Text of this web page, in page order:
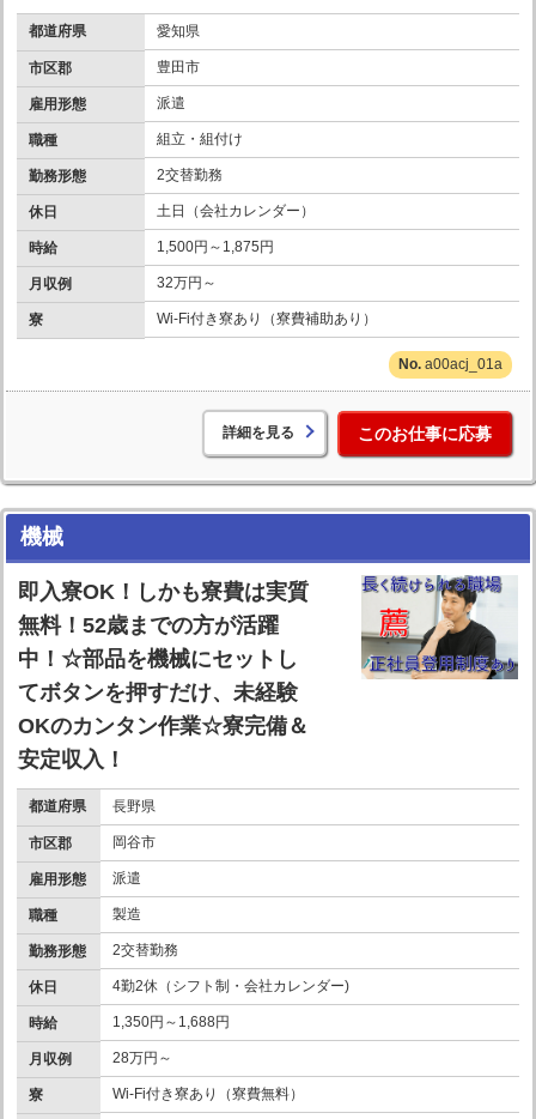
都道府県 愛知県
市区郡 豊田市
雇用形態 派遣
職種 組立・組付け
勤務形態 2交替勤務
休日 土日（会社カレンダー）
時給 1,500円～1,875円
月収例 32万円～
寮 Wi-Fi付き寮あり（寮費補助あり）
a00acj_01a
詳細を見る このお仕事に応募
機械
即入寮OK！しかも寮費は実質
無料！52歳までの方が活躍
中！☆部品を機械にセットし
てボタンを押すだけ、未経験
OKのカンタン作業☆寮完備＆
安定収入！
都道府県 長野県
市区郡 岡谷市
雇用形態 派遣
職種 製造
勤務形態 2交替勤務
休日 4勤2休（シフト制・会社カレンダー)
時給 1,350円～1,688円
月収例 28万円～
寮 Wi-Fi付き寮あり（寮費無料）